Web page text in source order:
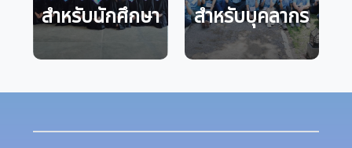
สำหรับนักศึกษา สำหรับบุคลากร